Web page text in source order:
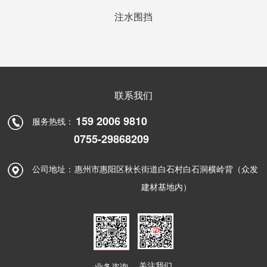
注水围挡
联系我们
服务热线： 159 2006 9810
0755-29868209
公司地址： 惠州市惠阳区秋长街道白石村白石洞横岭背（众发
建材基地内）